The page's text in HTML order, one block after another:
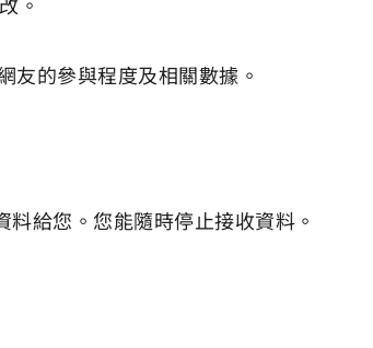
的參與程度及相關數據。
給您。您能隨時停止接收資料。